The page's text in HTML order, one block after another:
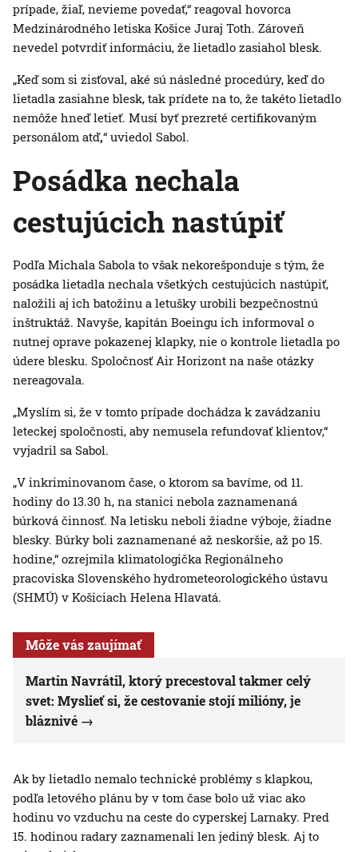
prípade, žiaľ, nevieme povedať,“ reagoval hovorca
Medzinárodného letiska Košice Juraj Toth. Zároveň
nevedel potvrdiť informáciu, že lietadlo zasiahol blesk.
„Keď som si zisťoval, aké sú následné procedúry, keď do
lietadla zasiahne blesk, tak prídete na to, že takéto lietadlo
nemôže hneď letieť. Musí byť prezreté certifikovaným
personálom atď,“ uviedol Sabol.
Posádka nechala
cestujúcich nastúpiť
Podľa Michala Sabola to však nekorešponduje s tým, že
posádka lietadla nechala všetkých cestujúcich nastúpiť,
naložili aj ich batožinu a letušky urobili bezpečnostnú
inštruktáž. Navyše, kapitán Boeingu ich informoval o
nutnej oprave pokazenej klapky, nie o kontrole lietadla po
údere blesku. Spoločnosť Air Horizont na naše otázky
nereagovala.
„Myslím si, že v tomto prípade dochádza k zavádzaniu
leteckej spoločnosti, aby nemusela refundovať klientov,“
vyjadril sa Sabol.
„V inkriminovanom čase, o ktorom sa bavíme, od 11.
hodiny do 13.30 h, na stanici nebola zaznamenaná
búrková činnosť. Na letisku neboli žiadne výboje, žiadne
blesky. Búrky boli zaznamenané až neskoršie, až po 15.
hodine,“ ozrejmila klimatologička Regionálneho
pracoviska Slovenského hydrometeorologického ústavu
(SHMÚ) v Košiciach Helena Hlavatá.
Môže vás zaujímať
Martin Navrátil, ktorý precestoval takmer celý
svet: Myslieť si, že cestovanie stojí milióny, je
bláznivé
Ak by lietadlo nemalo technické problémy s klapkou,
podľa letového plánu by v tom čase bolo už viac ako
hodinu vo vzduchu na ceste do cyperskej Larnaky. Pred
15. hodinou radary zaznamenali len jediný blesk. Aj to